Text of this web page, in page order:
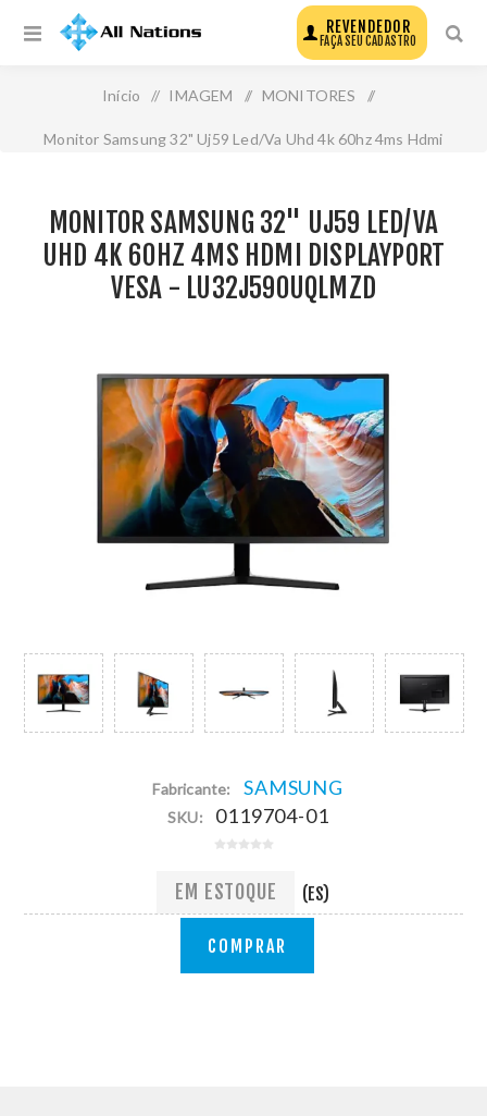
REVENDEDOR
FAÇA SEU CADASTRO
Início / IMAGEM / MONITORES /
Monitor Samsung 32" Uj59 Led/Va Uhd 4k 60hz 4ms Hdmi
MONITOR SAMSUNG 32" UJ59 LED/VA
UHD 4K 60HZ 4MS HDMI DISPLAYPORT
VESA - LU32J590UQLMZD
Fabricante: SAMSUNG
SKU: 0119704-01
EM ESTOQUE (ES)
COMPRAR